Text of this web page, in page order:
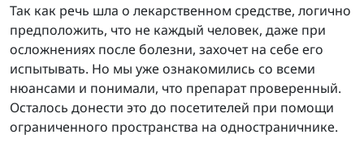
Так как речь шла о лекарственном средстве, логично
предположить, что не каждый человек, даже при
осложнениях после болезни, захочет на себе его
испытывать. Но мы уже ознакомились со всеми
нюансами и понимали, что препарат проверенный.
Осталось донести это до посетителей при помощи
ограниченного пространства на одностраничнике.